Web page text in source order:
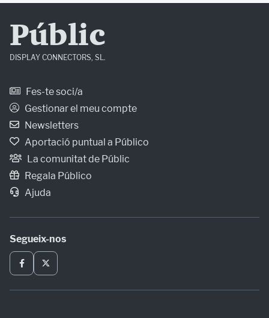
Públic
DISPLAY CONNECTORS, SL.
Fes-te soci/a
Gestionar el meu compte
Newsletters
Aportació puntual a Público
La comunitat de Públic
Regala Público
Ajuda
Segueix-nos